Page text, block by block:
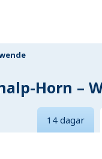
Horn –
14 dagar